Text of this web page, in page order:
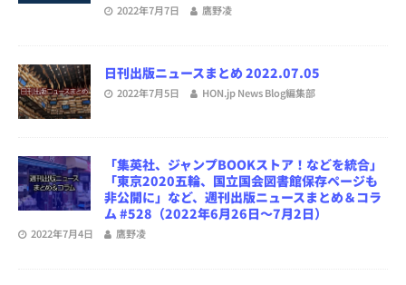
2022年7月7日 鷹野凌
日刊出版ニュースまとめ 2022.07.05
2022年7月5日 HON.jp News Blog編集部
「集英社、ジャンプBOOKストア！などを統合」
「東京2020五輪、国立国会図書館保存ページも
非公開に」など、週刊出版ニュースまとめ＆コラ
ム #528（2022年6月26日～7月2日）
2022年7月4日 鷹野凌